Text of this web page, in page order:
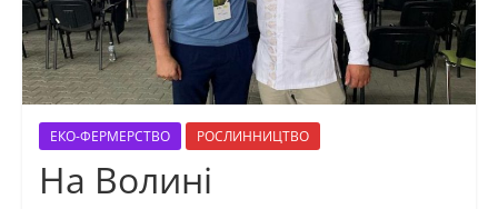
ЕКО-ФЕРМЕРСТВО РОСЛИННИЦТВО
На Волині